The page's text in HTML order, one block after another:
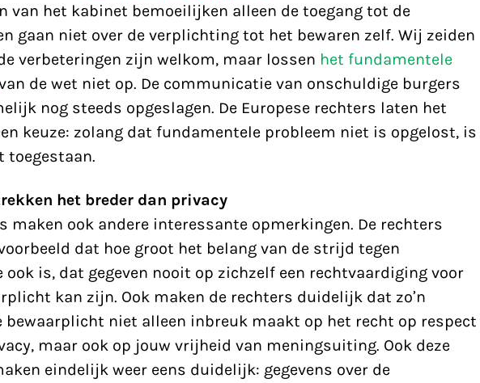
van het kabinet bemoeilijken alleen de toegang tot de
gaan niet over de verplichting tot het bewaren zelf. Wij zeiden
verbeteringen zijn welkom, maar lossen het fundamentele
de wet niet op. De communicatie van onschuldige burgers
nog steeds opgeslagen. De Europese rechters laten het
keuze: zolang dat fundamentele probleem niet is opgelost, is
toegestaan.
het breder dan privacy
maken ook andere interessante opmerkingen. De rechters
dat hoe groot het belang van de strijd tegen
is, dat gegeven nooit op zichzelf een rechtvaardiging voor
kan zijn. Ook maken de rechters duidelijk dat zo’n
bewaarplicht niet alleen inbreuk maakt op het recht op respect
maar ook op jouw vrijheid van meningsuiting. Ook deze
eindelijk weer eens duidelijk: gegevens over de